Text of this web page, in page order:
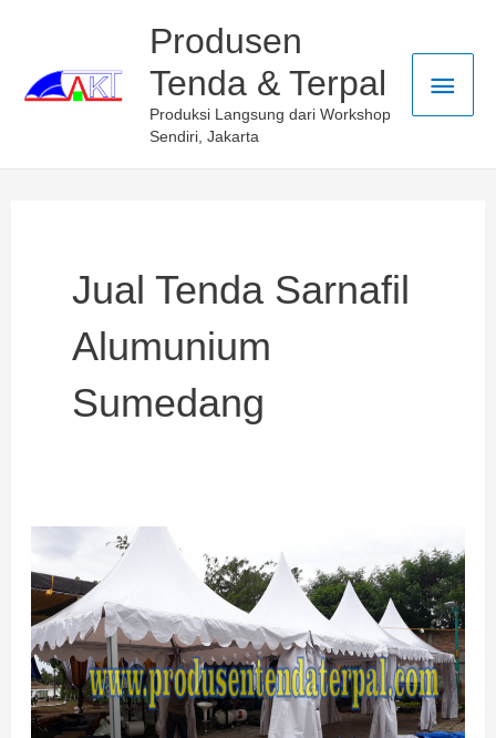
content
Produsen
Tenda & Terpal
Produksi Langsung dari Workshop
Sendiri, Jakarta
Jual Tenda Sarnafil
Alumunium
Sumedang
TERMURAH
JUAL
TENDA
SARNAFIL